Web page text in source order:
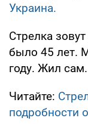
Украина.
Стрелка
было 45 лет.
году. Жил сам.
Читайте:
подробности